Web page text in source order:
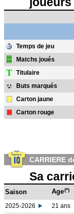
Temps de jeu
Matchs joués
T Titulaire
Buts marqués
Carton jaune
Carton rouge
CARRIERE
Sa
Saison Age(*)
2025-2026 21 ans